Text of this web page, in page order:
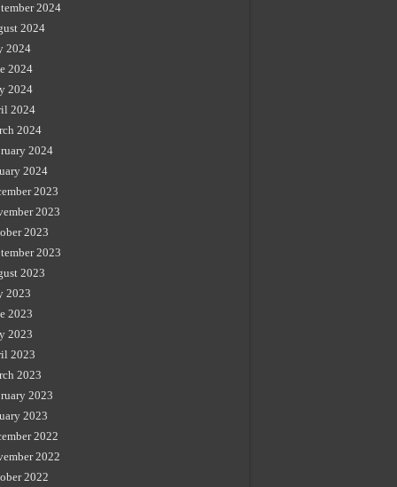
2024
2024
2024
2024
2024
2024
2024
2024
2024
2023
2023
2023
2023
2023
2023
2023
2023
2023
2023
2023
2023
2022
2022
2022